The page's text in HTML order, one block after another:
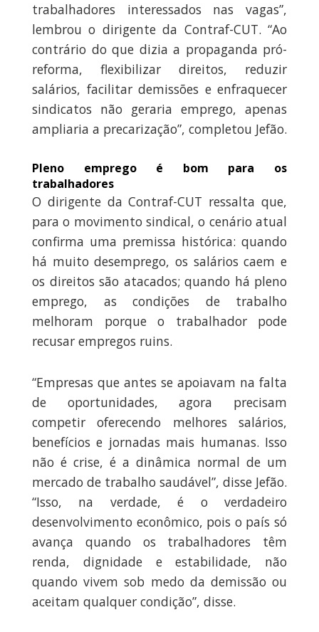
trabalhadores interessados nas vagas”,
lembrou o dirigente da Contraf-CUT. “Ao
contrário do que dizia a propaganda pró-
reforma, flexibilizar direitos, reduzir
salários, facilitar demissões e enfraquecer
sindicatos não geraria emprego, apenas
ampliaria a precarização”, completou Jefão.
Pleno emprego é bom para os
trabalhadores
O dirigente da Contraf-CUT ressalta que,
para o movimento sindical, o cenário atual
confirma uma premissa histórica: quando
há muito desemprego, os salários caem e
os direitos são atacados; quando há pleno
emprego, as condições de trabalho
melhoram porque o trabalhador pode
recusar empregos ruins.
“Empresas que antes se apoiavam na falta
de oportunidades, agora precisam
competir oferecendo melhores salários,
benefícios e jornadas mais humanas. Isso
não é crise, é a dinâmica normal de um
mercado de trabalho saudável”, disse Jefão.
“Isso, na verdade, é o verdadeiro
desenvolvimento econômico, pois o país só
avança quando os trabalhadores têm
renda, dignidade e estabilidade, não
quando vivem sob medo da demissão ou
aceitam qualquer condição”, disse.